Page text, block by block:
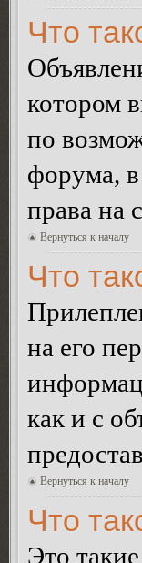
Что
котором
по
форума,
права на
Вернуться к началу
Что
на его
как и с
Вернуться к началу
Что
Это